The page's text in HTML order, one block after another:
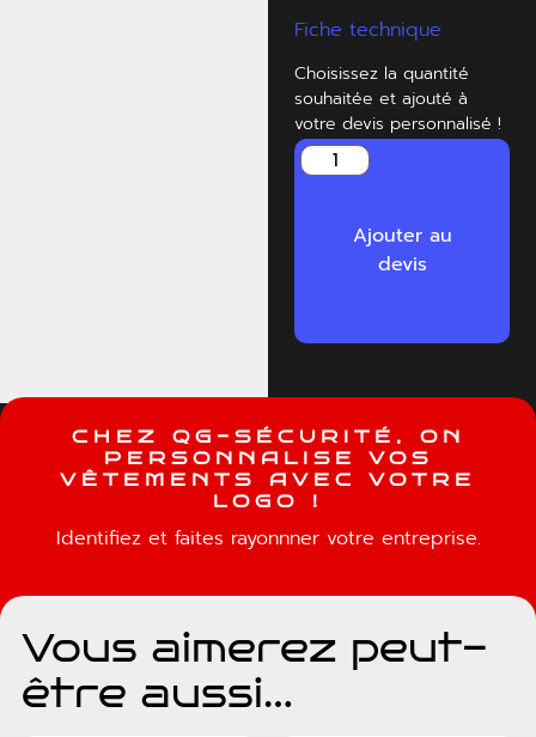
Fiche technique
Choisissez la quantité
souhaitée et ajouté à
votre devis personnalisé !
Ajouter au
devis
C H E Z Q G - S É C U R I T É , O N
P E R S O N N A L I S E VO S
V Ê T E M E N T S A V E C VO T R E
L O G O !
Identifiez et faites rayonnner votre entreprise.
Vous aimerez peut-
être aussi…